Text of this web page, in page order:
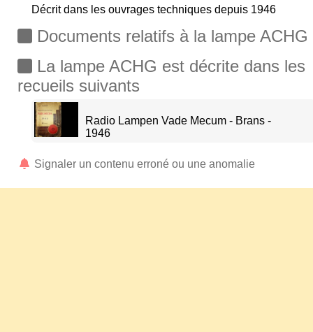
Décrit dans les ouvrages techniques depuis 1946
Documents relatifs à la lampe ACHG
La lampe ACHG est décrite dans les
recueils suivants
Radio Lampen Vade Mecum - Brans -
1946
Signaler un contenu erroné ou une anomalie